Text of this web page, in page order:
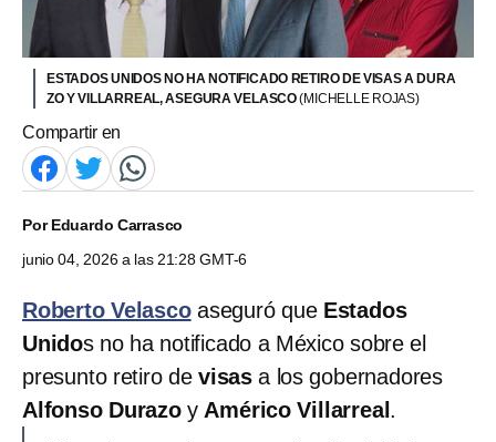
ESTADOS UNIDOS NO HA NOTIFICADO RETIRO DE VISAS A DURA
ZO Y VILLARREAL, ASEGURA VELASCO(MICHELLE ROJAS)
Compartir en
PorEduardo Carrasco
junio 04, 2026 a las 21:28 GMT-6
Roberto Velascoaseguró que Estados
Unidos no ha notificado a México sobre el
presunto retiro devisas a los gobernadores
Alfonso Durazoy Américo Villarreal .